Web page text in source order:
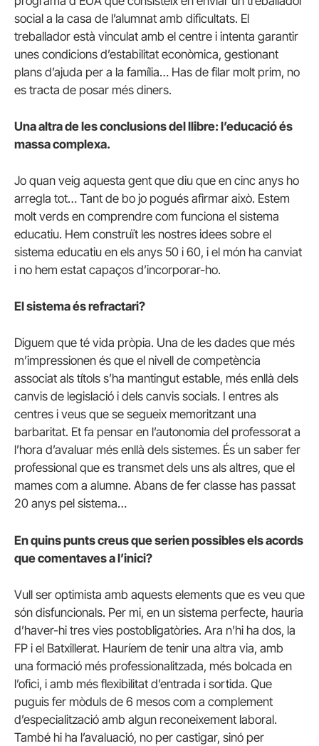
social a la casa de l’alumnat amb dificultats. El
treballador està vinculat amb el centre i intenta garantir
unes condicions d’estabilitat econòmica, gestionant
plans d’ajuda per a la família… Has de filar molt prim, no
es tracta de posar més diners.
Una altra de les conclusions del llibre: l’educació és
massa complexa.
Jo quan veig aquesta gent que diu que en cinc anys ho
arregla tot… Tant de bo jo pogués afirmar això. Estem
molt verds en comprendre com funciona el sistema
educatiu. Hem construït les nostres idees sobre el
sistema educatiu en els anys 50 i 60, i el món ha canviat
i no hem estat capaços d’incorporar-ho.
El sistema és refractari?
Diguem que té vida pròpia. Una de les dades que més
m’impressionen és que el nivell de competència
associat als títols s’ha mantingut estable, més enllà dels
canvis de legislació i dels canvis socials. I entres als
centres i veus que se segueix memoritzant una
barbaritat. Et fa pensar en l’autonomia del professorat a
l’hora d’avaluar més enllà dels sistemes. És un saber fer
professional que es transmet dels uns als altres, que el
mames com a alumne. Abans de fer classe has passat
20 anys pel sistema…
En quins punts creus que serien possibles els acords
que comentaves a l’inici?
Vull ser optimista amb aquests elements que es veu que
són disfuncionals. Per mi, en un sistema perfecte, hauria
d’haver-hi tres vies postobligatòries. Ara n’hi ha dos, la
FP i el Batxillerat. Hauríem de tenir una altra via, amb
una formació més professionalitzada, més bolcada en
l’ofici, i amb més flexibilitat d’entrada i sortida. Que
puguis fer mòduls de 6 mesos com a complement
d’especialització amb algun reconeixement laboral.
També hi ha l’avaluació, no per castigar, sinó per